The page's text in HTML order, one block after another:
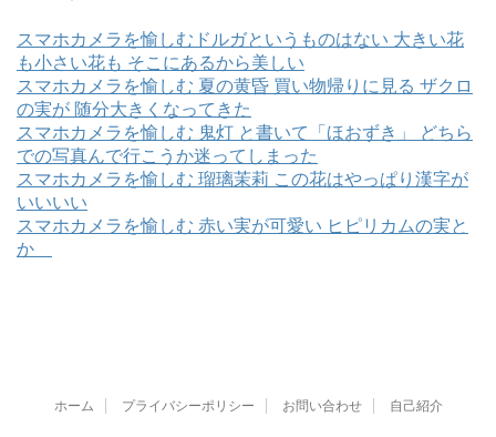
スマホカメラを愉しむドルガというものはない 大きい花
も小さい花も そこにあるから美しい
スマホカメラを愉しむ 夏の黄昏 買い物帰りに見る ザクロ
の実が 随分大きくなってきた
スマホカメラを愉しむ 鬼灯 と書いて「ほおずき」 どちら
での写真んで行こうか迷ってしまった
スマホカメラを愉しむ 瑠璃茉莉 この花はやっぱり漢字が
いいいい
スマホカメラを愉しむ 赤い実が可愛い ヒピリカムの実と
か
ホーム プライバシーポリシー お問い合わせ 自己紹介